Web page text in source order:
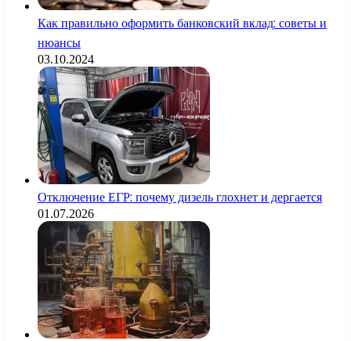
Как правильно оформить банковский вклад: советы и
нюансы
03.10.2024
Отключение ЕГР: почему дизель глохнет и дергается
01.07.2026